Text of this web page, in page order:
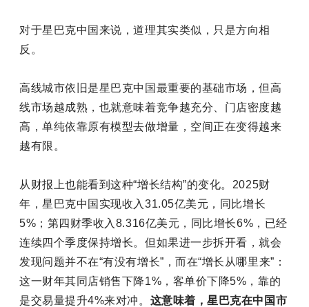
对于星巴克中国来说，道理其实类似，只是方向相
反。
高线城市依旧是星巴克中国最重要的基础市场，但高
线市场越成熟，也就意味着竞争越充分、门店密度越
高，单纯依靠原有模型去做增量，空间正在变得越来
越有限。
从财报上也能看到这种“增长结构”的变化。2025财
年，星巴克中国实现收入31.05亿美元，同比增长
5%；第四财季收入8.316亿美元，同比增长6%，已经
连续四个季度保持增长。但如果进一步拆开看，就会
发现问题并不在“有没有增长”，而在“增长从哪里来”：
这一财年其同店销售下降1%，客单价下降5%，靠的
是交易量提升4%来对冲。 这意味着，星巴克在中国市